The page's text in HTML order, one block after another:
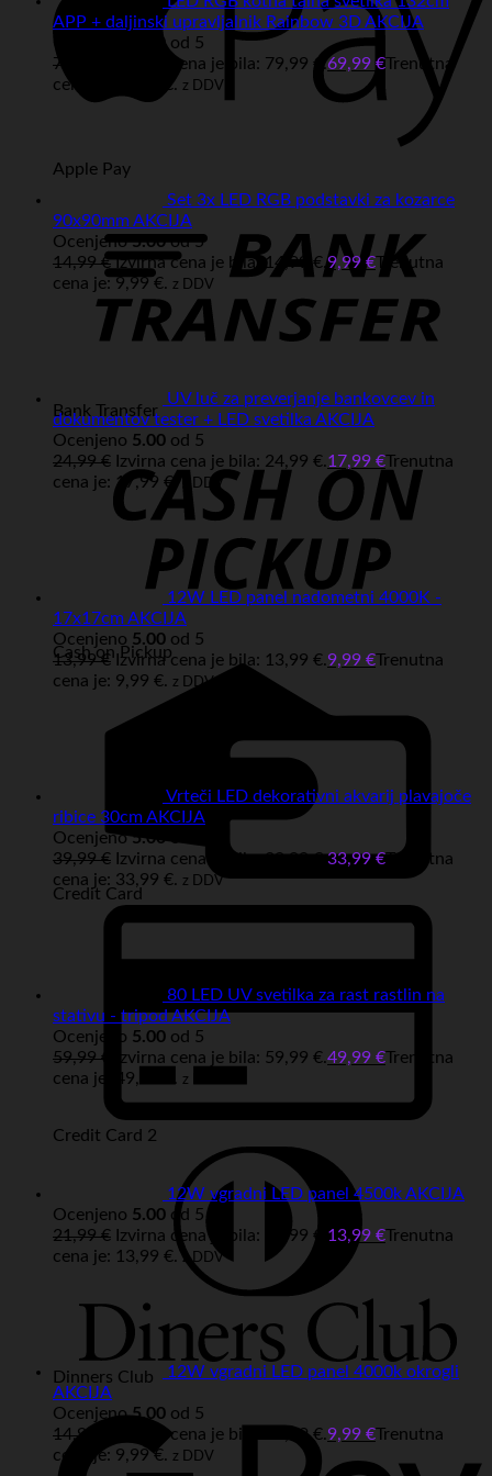
Apple Pay
Bank Transfer
Cash on Pickup
Credit Card
Credit Card 2
Dinners Club
APP + daljinski upravljalnik Rainbow 3D AKCIJA
Ocenjeno
5.00od 5
79,99
Izvirna cena je bila: 79,99 €.69,99 €Trenutna
cena je: 69,99 €. z DDV
Set 3x LED RGB podstavki za kozarce
90x90mm AKCIJA
Ocenjeno5.00od 5
14,99€ Izvirna cena je bila: 14,99 €.9,99 €Trenutna
cena je: 9,99 €. z DDV
UV luč za preverjanje bankovcev in
dokumentov tester + LED svetilka AKCIJA
Ocenjeno 5.00 od 5
24,99€ Izvirna cena je bila: 24,99 €.17,99 €Trenutna
cena je: 17,99 €.
z DDV
12W LED panel nadometni 4000K -
17x17cm AKCIJA
Ocenjeno 5.00 od 5
13,99€ Izvirna cena je bila: 13,99 €.9,99 €Trenutna
cena je: 9,99 €. z DDV
Vrteči LED dekorativni akvarij plavajoče
ribice 30cm AKCIJA
Ocenjeno5.00od 5
39,99€ Izvirna cena je bila: 39,99 €.33,99€ Trenutna
cena je: 33,99 €. z DDV
80 LED UV svetilka za rast rastlin na
stativu - tripod AKCIJA
Ocenjeno 5.00 od 5
59,99€ Izvirna cena je bila: 59,99 €.49,99 €Trenutna
cena je: 49,99 €. z DDV
12W vgradni LED panel 4500k AKCIJA
Ocenjeno 5.00 od 5
21,99€ Izvirna cena je bila: 21,99 €. 13,99 €Trenutna
cena je: 13,99 €. z DDV
12W vgradni LED panel 4000k okrogli
AKCIJA
Ocenjeno5.00 od 5
14,99
Izvirna cena je bila: 14,99 €.9,99 €Trenutna
cena je: 9,99 €. z DDV